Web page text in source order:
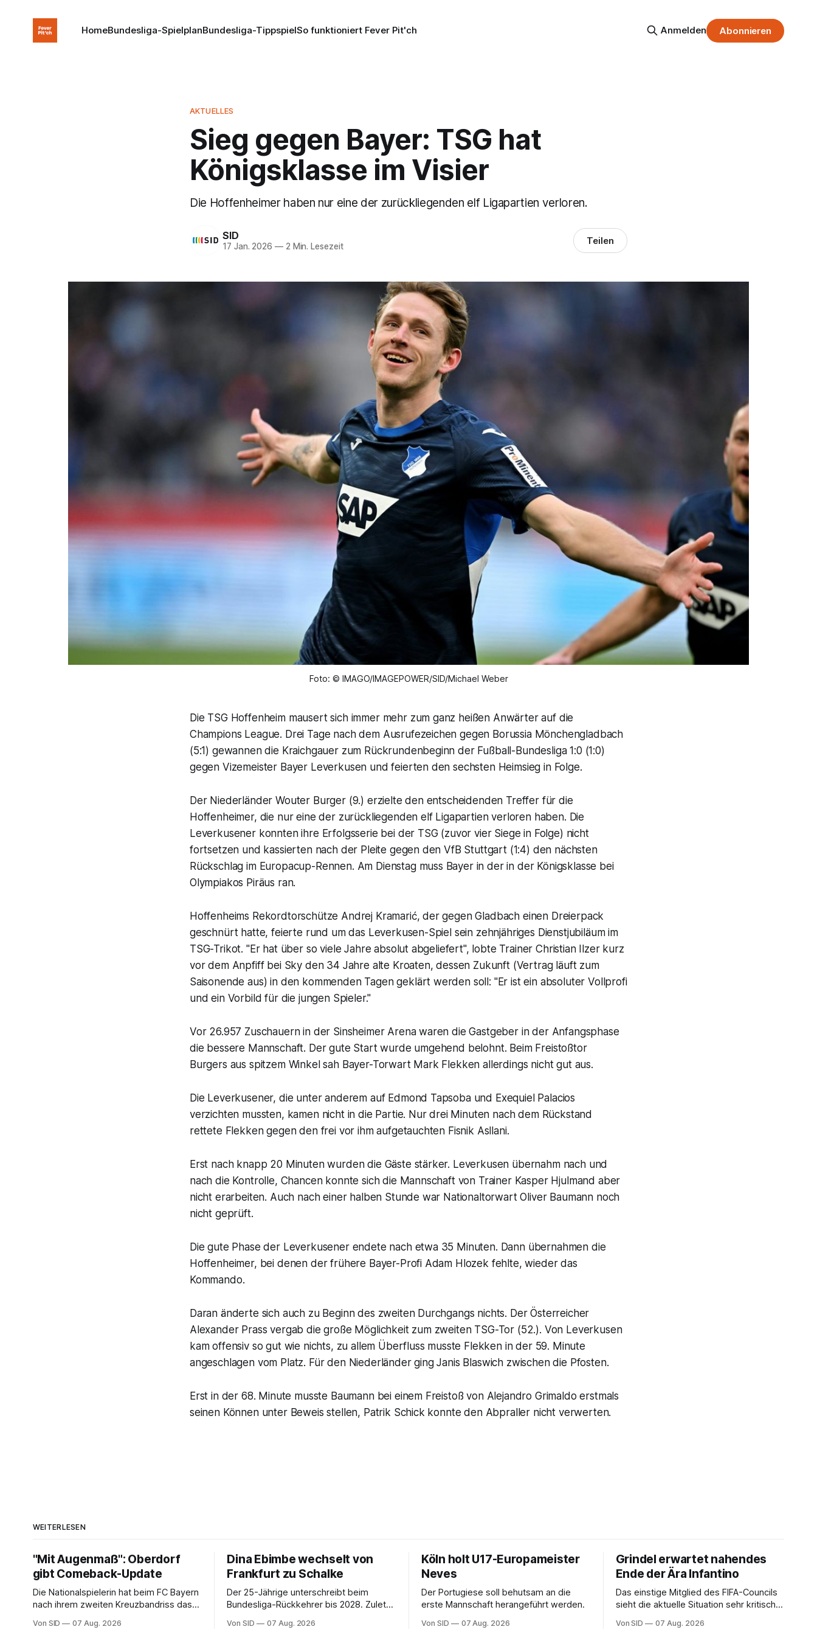
HomeBundesliga-SpielplanBundesliga-TippspielSo funktioniert Fever Pit'ch Anmelden Abonnieren
AKTUELLES
Sieg gegen Bayer: TSG hat
Königsklasse im Visier
Die Hoffenheimer haben nur eine der zurückliegenden elf Ligapartien verloren.
SID
17 Jan. 2026 —2 Min. Lesezeit Teilen
Foto: © IMAGO/IMAGEPOWER/SID/Michael Weber
Die TSG Hoffenheim mausert sich immer mehr zum ganz heißen Anwärter auf die
Champions League. Drei Tage nach dem Ausrufezeichen gegen Borussia Mönchengladbach
(5:1) gewannen die Kraichgauer zum Rückrundenbeginn der Fußball-Bundesliga 1:0 (1:0)
gegen Vizemeister Bayer Leverkusen und feierten den sechsten Heimsieg in Folge.
Der Niederländer Wouter Burger (9.) erzielte den entscheidenden Treffer für die
Hoffenheimer, die nur eine der zurückliegenden elf Ligapartien verloren haben. Die
Leverkusener konnten ihre Erfolgsserie bei der TSG (zuvor vier Siege in Folge) nicht
fortsetzen und kassierten nach der Pleite gegen den VfB Stuttgart (1:4) den nächsten
Rückschlag im Europacup-Rennen. Am Dienstag muss Bayer in der in der Königsklasse bei
Olympiakos Piräus ran.
Hoffenheims Rekordtorschütze Andrej Kramarić, der gegen Gladbach einen Dreierpack
geschnürt hatte, feierte rund um das Leverkusen-Spiel sein zehnjähriges Dienstjubiläum im
TSG-Trikot. "Er hat über so viele Jahre absolut abgeliefert", lobte Trainer Christian Ilzer kurz
vor dem Anpfiff bei Sky den 34 Jahre alte Kroaten, dessen Zukunft (Vertrag läuft zum
Saisonende aus) in den kommenden Tagen geklärt werden soll: "Er ist ein absoluter Vollprofi
und ein Vorbild für die jungen Spieler."
Vor 26.957 Zuschauern in der Sinsheimer Arena waren die Gastgeber in der Anfangsphase
die bessere Mannschaft. Der gute Start wurde umgehend belohnt. Beim Freistoßtor
Burgers aus spitzem Winkel sah Bayer-Torwart Mark Flekken allerdings nicht gut aus.
Die Leverkusener, die unter anderem auf Edmond Tapsoba und Exequiel Palacios
verzichten mussten, kamen nicht in die Partie. Nur drei Minuten nach dem Rückstand
rettete Flekken gegen den frei vor ihm aufgetauchten Fisnik Asllani.
Erst nach knapp 20 Minuten wurden die Gäste stärker. Leverkusen übernahm nach und
nach die Kontrolle, Chancen konnte sich die Mannschaft von Trainer Kasper Hjulmand aber
nicht erarbeiten. Auch nach einer halben Stunde war Nationaltorwart Oliver Baumann noch
nicht geprüft.
Die gute Phase der Leverkusener endete nach etwa 35 Minuten. Dann übernahmen die
Hoffenheimer, bei denen der frühere Bayer-Profi Adam Hlozek fehlte, wieder das
Kommando.
Daran änderte sich auch zu Beginn des zweiten Durchgangs nichts. Der Österreicher
Alexander Prass vergab die große Möglichkeit zum zweiten TSG-Tor (52.). Von Leverkusen
kam offensiv so gut wie nichts, zu allem Überfluss musste Flekken in der 59. Minute
angeschlagen vom Platz. Für den Niederländer ging Janis Blaswich zwischen die Pfosten.
Erst in der 68. Minute musste Baumann bei einem Freistoß von Alejandro Grimaldo erstmals
seinen Können unter Beweis stellen, Patrik Schick konnte den Abpraller nicht verwerten.
WEITERLESEN
"Mit Augenmaß": Oberdorf
gibt Comeback-Update
Die Nationalspielerin hat beim FC Bayern
nach ihrem zweiten Kreuzbandriss das
Von SID 07 Aug. 2026
Dina Ebimbe wechselt von
Frankfurt zu Schalke
Der 25-Jährige unterschreibt beim
Bundesliga-Rückkehrer bis 2028. Zuletzt
Von SID 07 Aug. 2026
Köln holt U17-Europameister
Neves
Der Portugiese soll behutsam an die
erste Mannschaft herangeführt werden.
Von SID 07 Aug. 2026
Grindel erwartet nahendes
Ende der Ära Infantino
Das einstige Mitglied des FIFA-Councils
sieht die aktuelle Situation sehr kritisch
Von SID 07 Aug. 2026